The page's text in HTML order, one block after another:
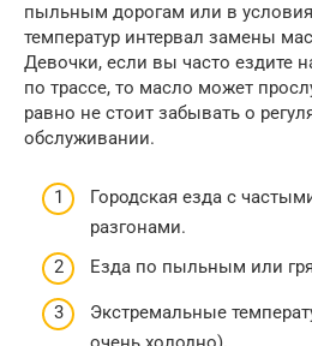
пыльным дорогам или в
температур интервал замены
Девочки, если вы часто ездите
по трассе, то масло может
равно не стоит забывать о
обслуживании.
Городская езда с
разгонами.
Езда по пыльным или
Экстремальные